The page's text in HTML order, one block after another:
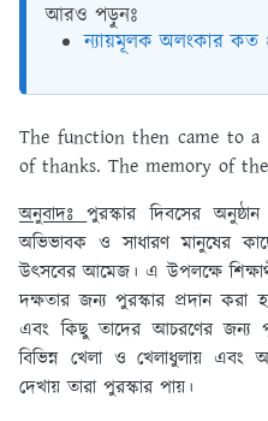
আরও পড়ুনঃ
ন্যায়মূলক অলংকার কত
The function then came to
of thanks. The memory of
অনুবাদঃপুরস্কার দিবসের
অভিভাবক ও সাধারণ মানুষের
উৎসবের আমেজ। এ উপলক্ষে
দক্ষতার জন্য পুরস্কার প্রদান করা
এবং কিছু তাদের আচরণের জন্য
বিভিন্ন খেলা ও খেলাধুলায় এবং
দেখায় তারা পুরস্কার পায়।